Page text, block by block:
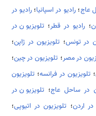
عاج؛رادیو در اسپانیا؛رادیو در
؛ رادیو در قطر؛ تلویزیون در
در تونس؛ تلویزیون در ژاپن؛
در مصر؛ تلویزیون در چین؛
؛ تلویزیون در فرانسه؛ تلویزیون
در ساحل عاج؛ تلویزیون در
در اردن؛ تلویزیون در اتیوپی؛